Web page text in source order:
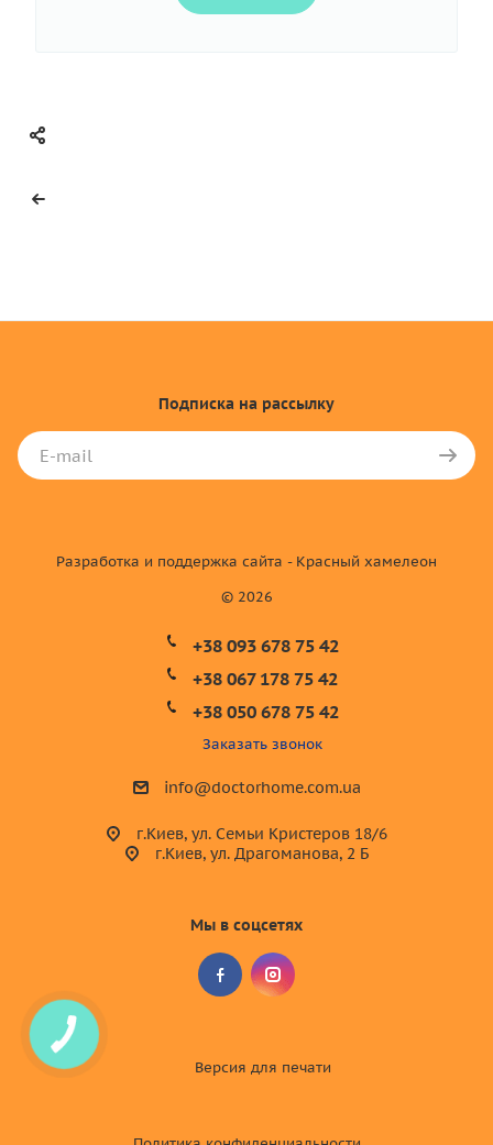
Подписка на рассылку
© 2026
Разработка и поддержка сайта - Красный хамелеон
+38 093 678 75 42
+38 067 178 75 42
+38 050 678 75 42
Заказать звонок
info@doctorhome.com.ua
г.Киев, ул. Семьи Кристеров 18/6
г.Киев, ул. Драгоманова, 2 Б
Мы в соцсетях
Версия для печати